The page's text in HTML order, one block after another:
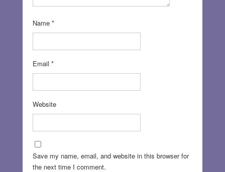
Name *
Email *
Website
Save my name, email, and website in this browser for
the next time I comment.